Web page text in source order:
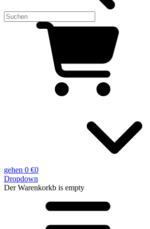
gehen 0 €0
Dropdown
Der Warenkorkb is empty